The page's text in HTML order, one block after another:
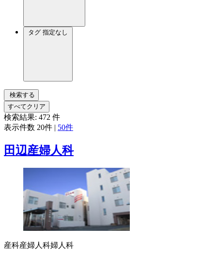
タグ 指定なし
検索する
すべてクリア
検索結果: 472 件
表示件数 20件 | 50件
田辺産婦人科
産科産婦人科婦人科